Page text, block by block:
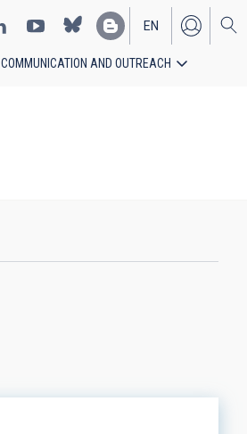
EN
ES
COMMUNICATION AND OUTREACH